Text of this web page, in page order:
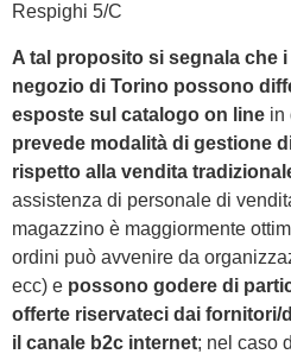
Respighi 5/C
A tal proposito si segnala che
negozio di Torino possono
esposte sul catalogo on line in
prevede modalità di gestione
rispetto alla vendita
assistenza di personale di
magazzino è maggiormente
ordini può avvenire da
ecc) e possono godere di
offerte riservateci dai
il canale b2c internet; nel caso